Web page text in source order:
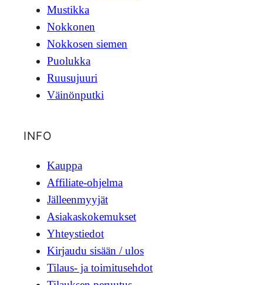
Mustikka
Nokkonen
Nokkosen siemen
Puolukka
Ruusujuuri
Väinönputki
INFO
Kauppa
Affiliate-ohjelma
Jälleenmyyjät
Asiakaskokemukset
Yhteystiedot
Kirjaudu sisään / ulos
Tilaus- ja toimitusehdot